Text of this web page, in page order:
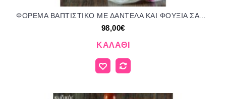
ΦΟΡΕΜΑ ΒΑΠΤΙΣΤΙΚΟ ΜΕ ΔΑΝΤΕΛΑ ΚΑΙ ΦΟΥΞΙΑ ΣΑΤΕΝ ΥΦΑΣΜΑΤΙΝΑ ΛΟΥΛΟΥΔΙΑ OR-21167/416000 98.00€!!!
98,00€
ΚΑΛΆΘΙ